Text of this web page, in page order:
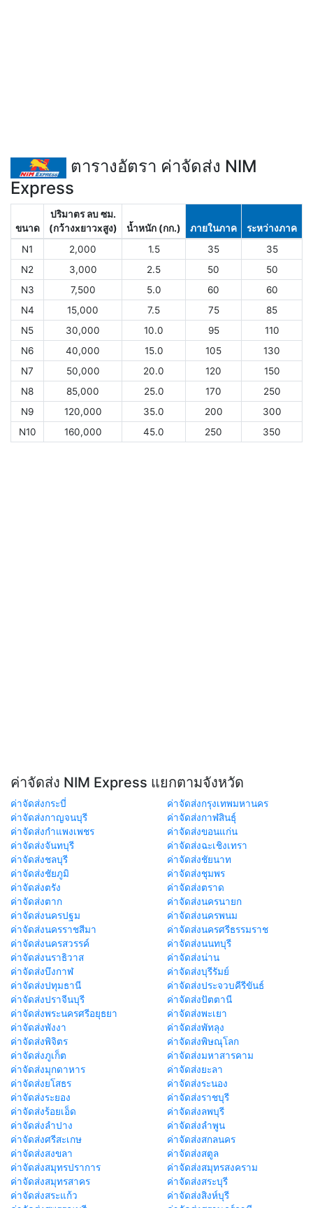
ตารางอัตรา ค่าจัดส่ง NIM
Express
ขนาด
ปริมาตร ลบ ซม.
(กว้างxยาวxสูง)
น้ำหนัก (กก.) ภายในภาค
ระหว่างภาค
N1
2,000 1.5 35
35
N2
3,000 2.5 50
50
N3
7,500 5.0 60
60
N4
15,000 7.5 75
85
N5
30,000 10.0 95
110
N6
40,000 15.0 105
130
N7
50,000 20.0 120
150
N8
85,000 25.0 170
250
N9
120,000 35.0 200
300
N10
160,000 45.0 250 350
ค่าจัดส่ง NIM Express แยกตามจังหวัด
ค่าจัดส่งกระบี่
ค่าจัดส่งกรุงเทพมหานคร
ค่าจัดส่งกาญจนบุรี
ค่าจัดส่งกาฬสินธุ์
ค่าจัดส่งกำแพงเพชร
ค่าจัดส่งขอนแก่น
ค่าจัดส่งจันทบุรี
ค่าจัดส่งฉะเชิงเทรา
ค่าจัดส่งชลบุรี
ค่าจัดส่งชัยนาท
ค่าจัดส่งชัยภูมิ
ค่าจัดส่งชุมพร
ค่าจัดส่งตรัง
ค่าจัดส่งตราด
ค่าจัดส่งตาก
ค่าจัดส่งนครนายก
ค่าจัดส่งนครปฐม
ค่าจัดส่งนครพนม
ค่าจัดส่งนครราชสีมา
ค่าจัดส่งนครศรีธรรมราช
ค่าจัดส่งนครสวรรค์
ค่าจัดส่งนนทบุรี
ค่าจัดส่งนราธิวาส
ค่าจัดส่งน่าน
ค่าจัดส่งบึงกาฬ
ค่าจัดส่งบุรีรัมย์
ค่าจัดส่งปทุมธานี
ค่าจัดส่งประจวบคีรีขันธ์
ค่าจัดส่งปราจีนบุรี
ค่าจัดส่งปัตตานี
ค่าจัดส่งพระนครศรีอยุธยา
ค่าจัดส่งพะเยา
ค่าจัดส่งพังงา
ค่าจัดส่งพัทลุง
ค่าจัดส่งพิจิตร
ค่าจัดส่งพิษณุโลก
ค่าจัดส่งภูเก็ต
ค่าจัดส่งมหาสารคาม
ค่าจัดส่งมุกดาหาร
ค่าจัดส่งยะลา
ค่าจัดส่งยโสธร
ค่าจัดส่งระนอง
ค่าจัดส่งระยอง
ค่าจัดส่งราชบุรี
ค่าจัดส่งร้อยเอ็ด
ค่าจัดส่งลพบุรี
ค่าจัดส่งลำปาง
ค่าจัดส่งลำพูน
ค่าจัดส่งศรีสะเกษ
ค่าจัดส่งสกลนคร
ค่าจัดส่งสงขลา
ค่าจัดส่งสตูล
ค่าจัดส่งสมุทรปราการ
ค่าจัดส่งสมุทรสงคราม
ค่าจัดส่งสมุทรสาคร
ค่าจัดส่งสระบุรี
ค่าจัดส่งสระแก้ว
ค่าจัดส่งสิงห์บุรี